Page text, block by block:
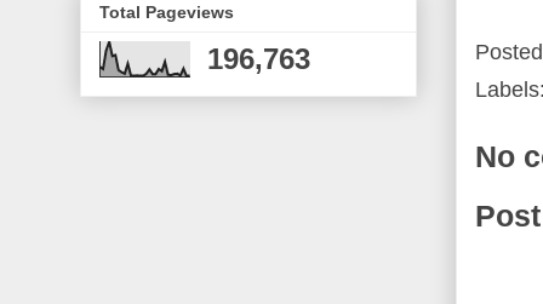
No
Total Pageviews
196,763